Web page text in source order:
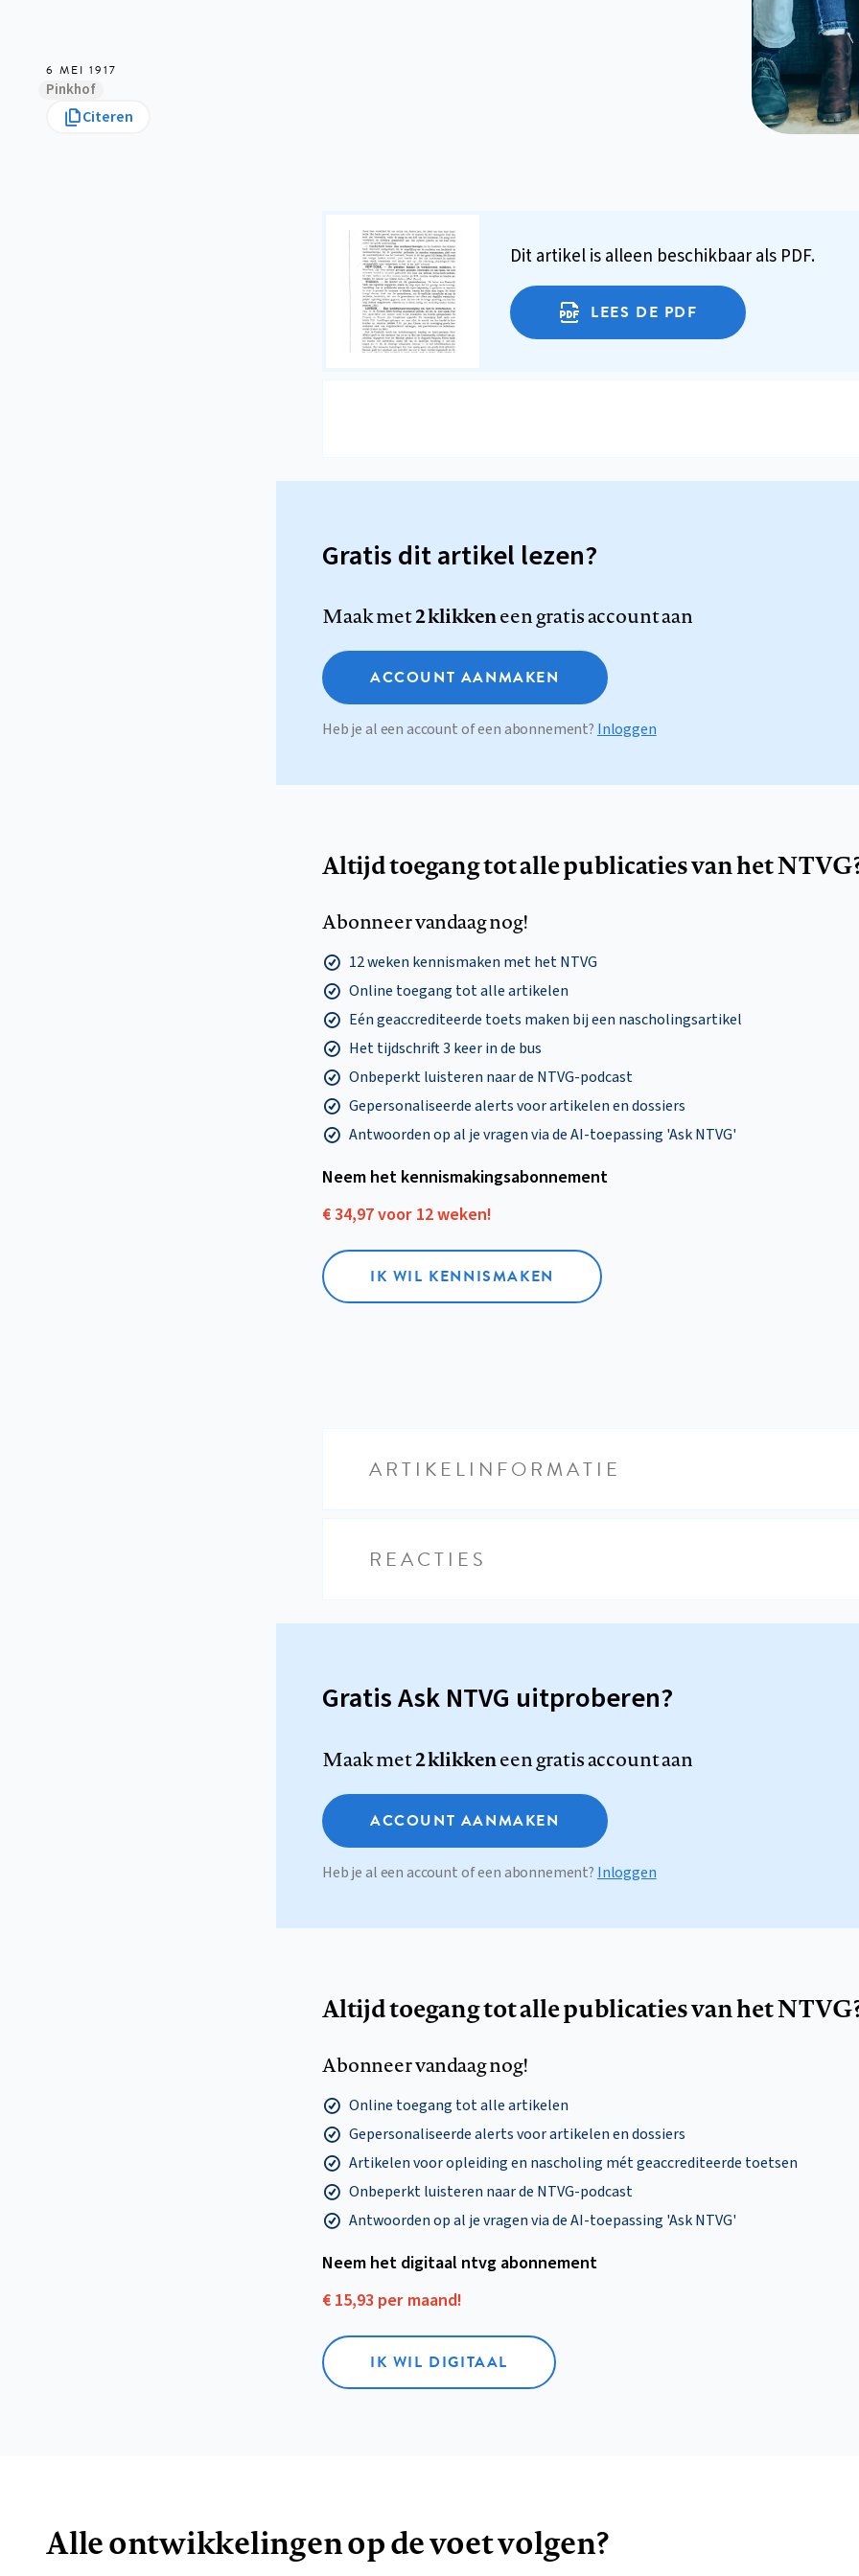
6 MEI 1917
Pinkhof
Citeren
Dit artikel is alleen beschikbaar als PDF.
LEES DE PDF
Gratis dit artikel lezen?
Maak met2 klikkeneen gratis account aan
ACCOUNT AANMAKEN
Heb je al een account of een abonnement? Inloggen
Altijd toegang tot alle publicaties van het
Abonneer vandaag nog!
12 weken kennismaken met het NTVG
Online toegang tot alle artikelen
Eén geaccrediteerde toets maken bij een nascholingsartikel
Het tijdschrift 3 keer in de bus
Onbeperkt luisteren naar de NTVG-podcast
Gepersonaliseerde alerts voor artikelen en dossiers
Antwoorden op al je vragen via de AI-toepassing 'Ask NTVG'
Neem het kennismakings­abonnement
€ 34,97 voor 12 weken!
IK WIL KENNISMAKEN
ARTIKELINFORMATIE
REACTIES
Gratis Ask NTVG uitproberen?
Maak met2 klikkeneen gratis account aan
ACCOUNT AANMAKEN
Heb je al een account of een abonnement? Inloggen
Altijd toegang tot alle publicaties van het
Abonneer vandaag nog!
Online toegang tot alle artikelen
Gepersonaliseerde alerts voor artikelen en dossiers
Artikelen voor opleiding en nascholing mét geaccrediteerde toetsen
Onbeperkt luisteren naar de NTVG-podcast
Antwoorden op al je vragen via de AI-toepassing 'Ask NTVG'
Neem het digitaal ntvg abonnement
€ 15,93 per maand!
IK WIL DIGITAAL
Alle ontwikkelingen op de voet volgen?